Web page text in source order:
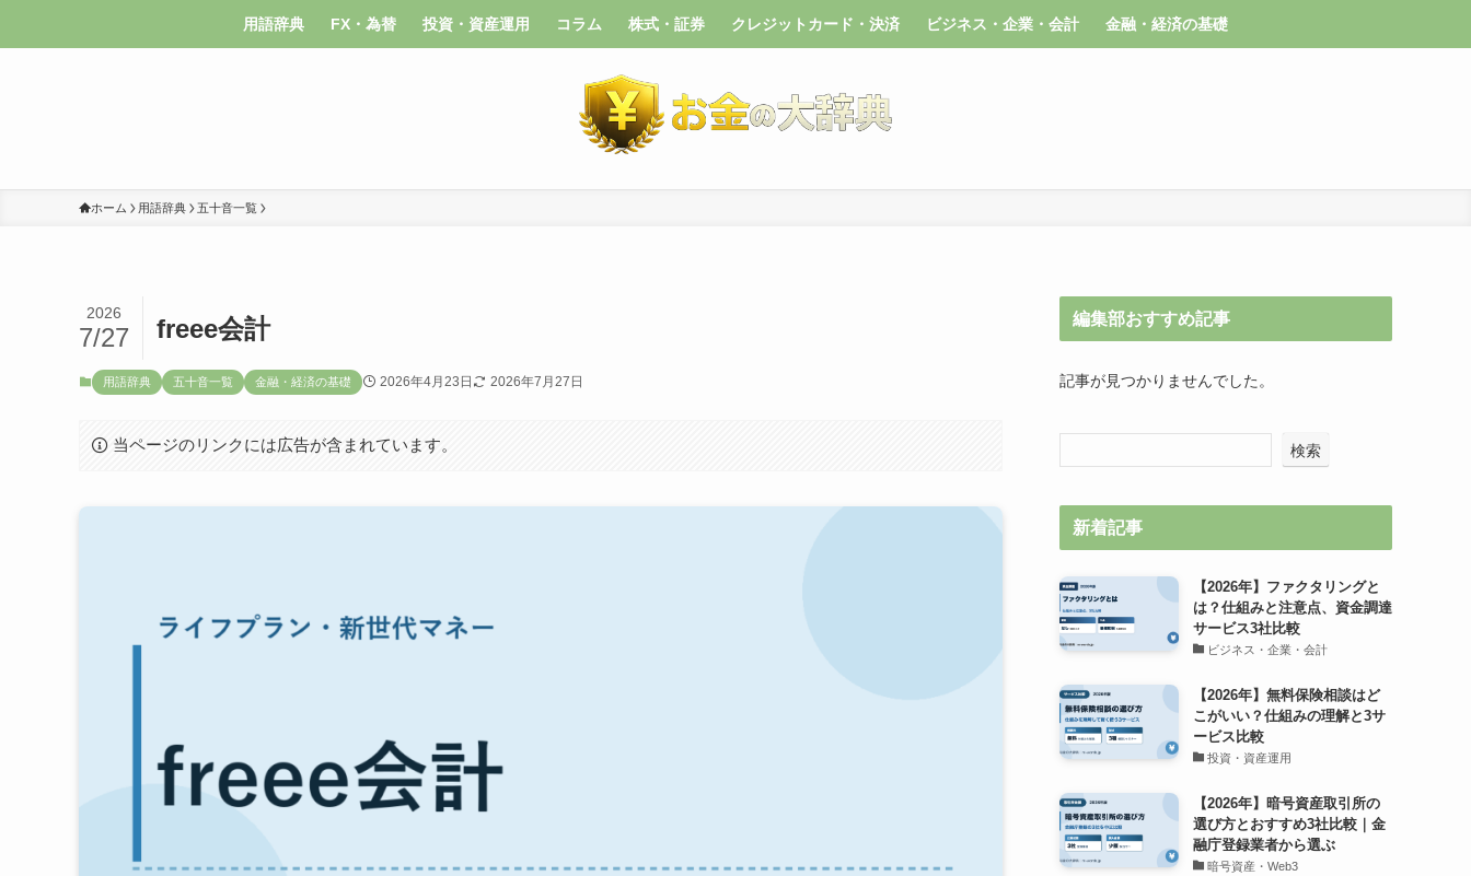
用語辞典 FX・為替 投資・資産運用 コラム 株式・証券 クレジットカード・決済 ビジネス・企業・会計 金融・経済の基礎
ホーム 用語辞典 五十音一覧
freee会計
2026
7/27
用語辞典 五十音一覧 金融・経済の基礎 2026年4月23日 2026年7月27日
当ページのリンクには広告が含まれています。
編集部おすすめ記事
記事が見つかりませんでした。
検索
新着記事
【2026年】ファクタリングと
は？仕組みと注意点、資金調達
サービス3社比較
ビジネス・企業・会計
【2026年】無料保険相談はど
こがいい？仕組みの理解と3サ
ービス比較
投資・資産運用
【2026年】暗号資産取引所の
選び方とおすすめ3社比較｜金
融庁登録業者から選ぶ
暗号資産・Web3